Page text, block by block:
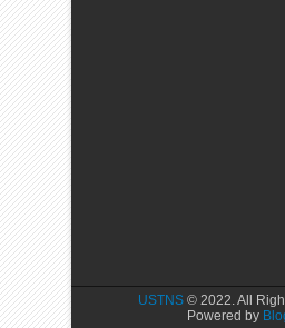
USTNS© 2022. All
Powered by